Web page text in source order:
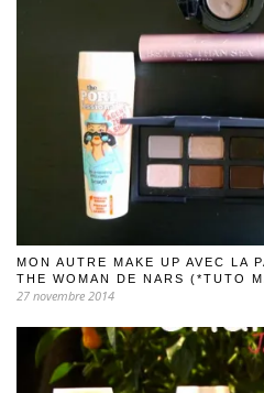
MON AUTRE MAKE UP AVEC LA
THE WOMAN DE NARS (*TUTO
27 novembre 2014